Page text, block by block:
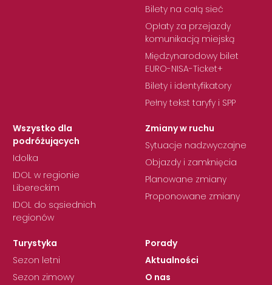
Bilety na całą sieć
Opłaty za przejazdy
komunikacją miejską
Międzynarodowy bilet
EURO-NISA-Ticket+
Bilety i identyfikatory
Pełny tekst taryfy i SPP
Wszystko dla
podróżujących
Idolka
IDOL w regionie
Libereckim
IDOL do sąsiednich
regionów
Zmiany w ruchu
Sytuacje nadzwyczajne
Objazdy i zamknięcia
Planowane zmiany
Proponowane zmiany
Turystyka
Sezon letni
Sezon zimowy
Porady
Aktualności
O nas